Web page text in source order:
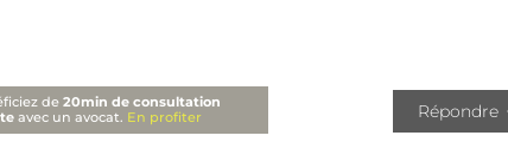
de20min de consultation
avec un avocat. En profiter Répondre